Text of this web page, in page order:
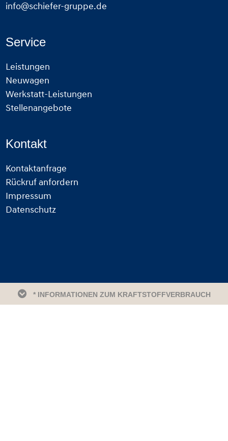
info@schiefer-gruppe.de
Service
Leistungen
Neuwagen
Werkstatt-Leistungen
Stellenangebote
Kontakt
Kontaktanfrage
Rückruf anfordern
Impressum
Datenschutz
* INFORMATIONEN ZUM KRAFTSTOFFVERBRAUCH